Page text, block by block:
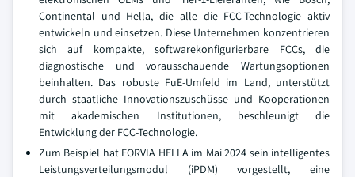
Continental und Hella, die alle die FCC-Technologie aktiv
entwickeln und einsetzen. Diese Unternehmen konzentrieren
sich auf kompakte, softwarekonfigurierbare FCCs, die
diagnostische und vorausschauende Wartungsoptionen
beinhalten. Das robuste FuE-Umfeld im Land, unterstützt
durch staatliche Innovationszuschüsse und Kooperationen
mit akademischen Institutionen, beschleunigt die
Entwicklung der FCC-Technologie.
Zum Beispiel hat FORVIA HELLA im Mai 2024 sein intelligentes
Leistungsverteilungsmodul (iPDM) vorgestellt, eine